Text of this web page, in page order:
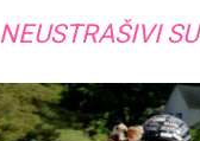
NEUSTRAŠIVI SU